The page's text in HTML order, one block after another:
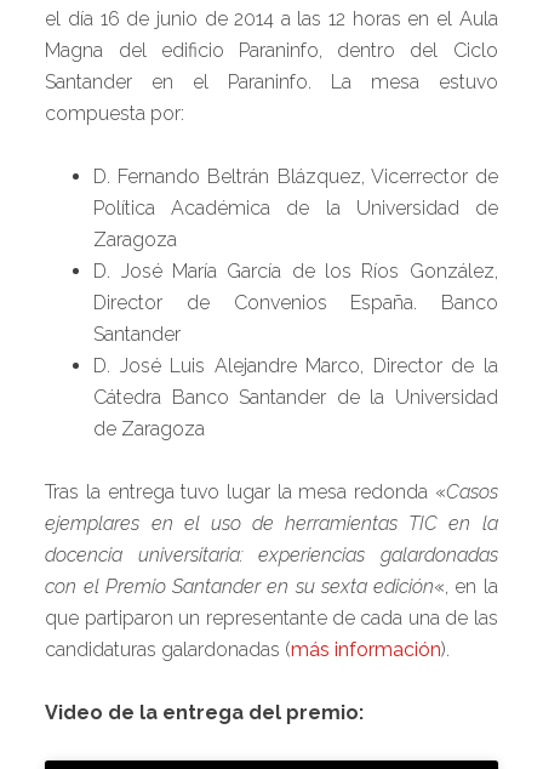
el día 16 de junio de 2014 a las 12 horas en el Aula
Magna del edificio Paraninfo, dentro del Ciclo
Santander en el Paraninfo. La mesa estuvo
compuesta por:
D. Fernando Beltrán Blázquez, Vicerrector de
Política Académica de la Universidad de
Zaragoza
D. José María García de los Ríos González,
Director de Convenios España. Banco
Santander
D. José Luis Alejandre Marco, Director de la
Cátedra Banco Santander de la Universidad
de Zaragoza
Tras la entrega tuvo lugar la mesa redonda «Casos
ejemplares en el uso de herramientas TIC en la
docencia universitaria: experiencias galardonadas
con el Premio Santander en su sexta edición«, en la
que partiparon un representante de cada una de las
candidaturas galardonadas (más información).
Video de la entrega del premio: